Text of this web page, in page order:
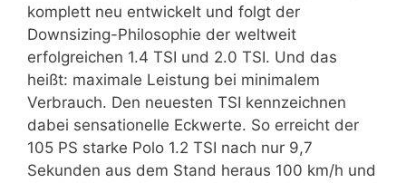
komplett neu entwickelt und folgt der
Downsizing-Philo­sophie der weltweit
erfolgreichen 1.4 TSI und 2.0 TSI. Und das
heißt: maximale Leistung bei minimalem
Verbrauch. Den neuesten TSI kennzeichnen
dabei sensationelle Eckwerte. So erreicht der
105 PS starke Polo 1.2 TSI nach nur 9,7
Sekunden aus dem Stand heraus 100 km/h und